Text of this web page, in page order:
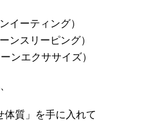
イーティング）
ンスリーピング）
ーンエクササイズ）
体質」を手に入れて